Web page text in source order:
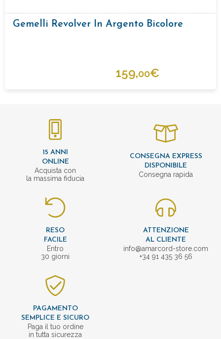
Gemelli Revolver In Argento Bicolore
159,00€
15 ANNI
ONLINE
Acquista con
la massima fiducia
CONSEGNA EXPRESS
DISPONIBILE
Consegna rapida
RESO
FACILE
Entro
30 giorni
ATTENZIONE
AL CLIENTE
info@amarcord-store.com
+34 91 435 36 56
PAGAMENTO
SEMPLICE E SICURO
Paga il tuo ordine
in tutta sicurezza